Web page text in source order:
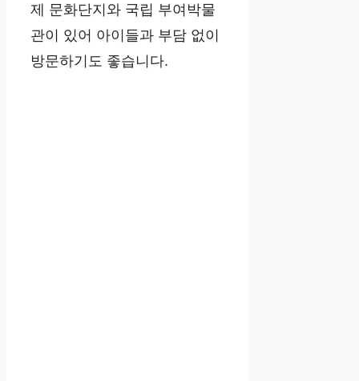
제 문화단지와 국립 부여박물
관이 있어 아이들과 부담 없이
방문하기도 좋습니다.